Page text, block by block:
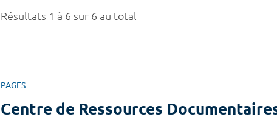
Résultats 1 à 6 sur 6 au total
PAGES
Centre de Ressources